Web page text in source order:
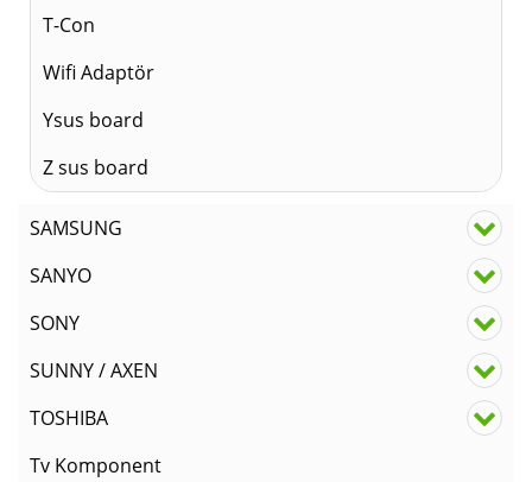
T-Con
Wifi Adaptör
Ysus board
Z sus board
SAMSUNG
SANYO
SONY
SUNNY / AXEN
TOSHIBA
Tv Komponent